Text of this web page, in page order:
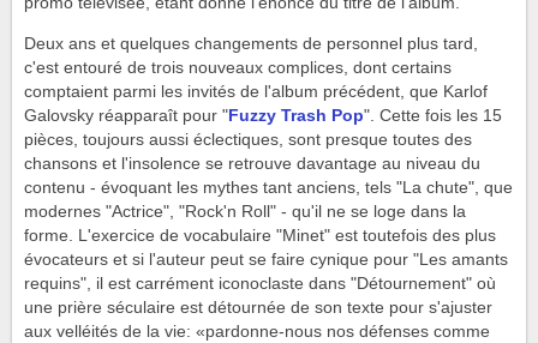
Deux ans et quelques changements de personnel plus tard,
c'est entouré de trois nouveaux complices, dont certains
comptaient parmi les invités de l'album précédent, que Karlof
Galovsky réapparaît pour " Fuzzy Trash Pop". Cette fois les 15
pièces, toujours aussi éclectiques, sont presque toutes des
chansons et l'insolence se retrouve davantage au niveau du
contenu - évoquant les mythes tant anciens, tels "La chute", que
modernes "Actrice", "Rock'n Roll" - qu'il ne se loge dans la
forme. L'exercice de vocabulaire "Minet" est toutefois des plus
évocateurs et si l'auteur peut se faire cynique pour "Les amants
requins", il est carrément iconoclaste dans "Détournement" où
une prière séculaire est détournée de son texte pour s'ajuster
aux velléités de la vie: «pardonne-nous nos défenses comme